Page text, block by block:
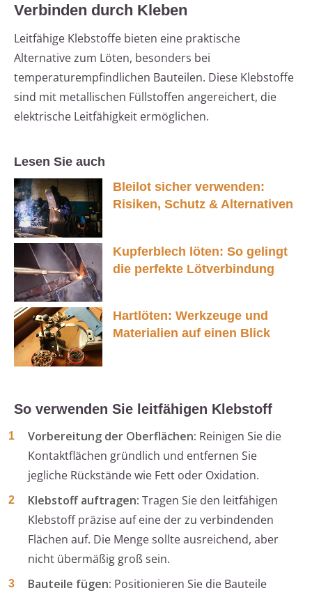
Verbinden durch Kleben
Leitfähige Klebstoffe bieten eine praktische
Alternative zum Löten, besonders bei
temperaturempfindlichen Bauteilen. Diese Klebstoffe
sind mit metallischen Füllstoffen angereichert, die
elektrische Leitfähigkeit ermöglichen.
Lesen Sie auch
Bleilot sicher verwenden:
Risiken, Schutz & Alternativen
Kupferblech löten: So gelingt
die perfekte Lötverbindung
Hartlöten: Werkzeuge und
Materialien auf einen Blick
So verwenden Sie leitfähigen Klebstoff
Vorbereitung der Oberflächen: Reinigen Sie die
Kontaktflächen gründlich und entfernen Sie
jegliche Rückstände wie Fett oder Oxidation.
Klebstoff auftragen: Tragen Sie den leitfähigen
Klebstoff präzise auf eine der zu verbindenden
Flächen auf. Die Menge sollte ausreichend, aber
nicht übermäßig groß sein.
Bauteile fügen: Positionieren Sie die Bauteile